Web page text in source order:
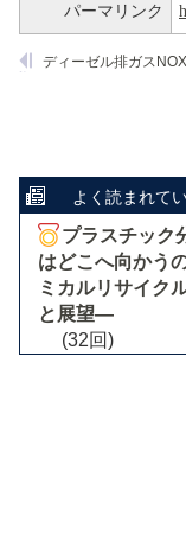
パーマリンク
ディーゼル排ガス
よく読まれて
プラスチック
はどこへ向かう
ミカルリサイク
と展望―
(32回)